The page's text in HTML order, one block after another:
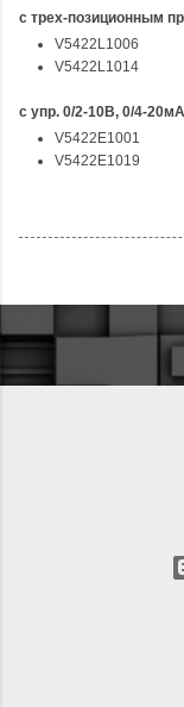
с трех-позиционным
V5422L1006
V5422L1014
с упр. 0/2-10В, 0/4-20мА
V5422E1001
V5422E1019